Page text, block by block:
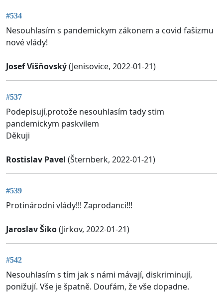
#534
Nesouhlasím s pandemickym zákonem a covid fašizmu
nové vlády!
Josef Višňovský(Jenisovice, 2022-01-21)
#537
Podepisují,protože nesouhlasím tady stim
pandemickym paskvilem
Děkuji
Rostislav Pavel (Šternberk, 2022-01-21)
#539
Protinárodní vlády!!! Zaprodanci!!!
Jaroslav Šiko(Jirkov, 2022-01-21)
#542
Nesouhlasím s tím jak s námi mávají, diskriminují,
ponižují. Vše je špatně. Doufám, že vše dopadne.